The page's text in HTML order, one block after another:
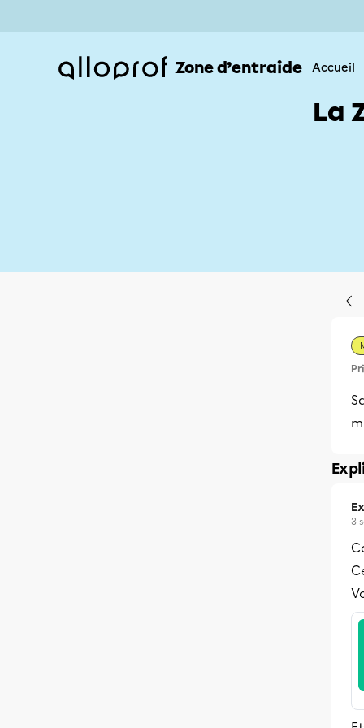
Zone d’entraide Accueil
La
3